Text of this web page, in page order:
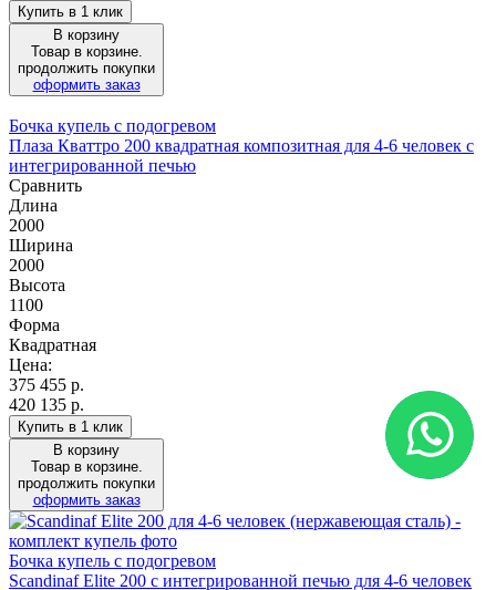
Купить в 1 клик
В корзину
Товар в корзине.
продолжить покупки
оформить заказ
Бочка купель с подогревом
Плаза Кваттро 200 квадратная композитная для 4-6 человек с
интегрированной печью
Сравнить
Длина
2000
Ширина
2000
Высота
1100
Форма
Квадратная
Цена:
375 455 р.
420 135 р.
Купить в 1 клик
В корзину
Товар в корзине.
продолжить покупки
оформить заказ
Бочка купель с подогревом
Scandinaf Elite 200 c интегрированной печью для 4-6 человек